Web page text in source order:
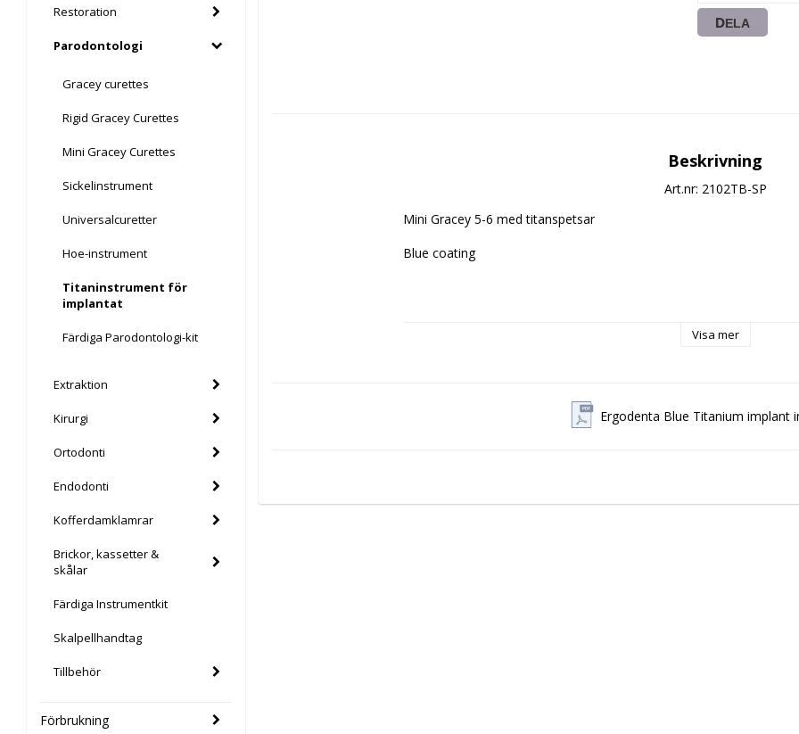
Restoration
Parodontologi
Gracey curettes
Rigid Gracey Curettes
Mini Gracey Curettes
Sickelinstrument
Universalcuretter
Hoe-instrument
Titaninstrument för
implantat
Färdiga Parodontologi-kit
Extraktion
Kirurgi
Ortodonti
Endodonti
Kofferdamklamrar
Brickor, kassetter &
skålar
Färdiga Instrumentkit
Skalpellhandtag
Tillbehör
Förbrukning
DELA
Beskrivning
Art.nr: 2102TB-SP
Mini Gracey 5-6 med titanspetsar
Blue coating
hjälper till att bevara implantatets ytfinish.
Bekväma i handen och skonsamma mot vävnaden – med den
Visa mer
Ergodenta Blue Titanium implant